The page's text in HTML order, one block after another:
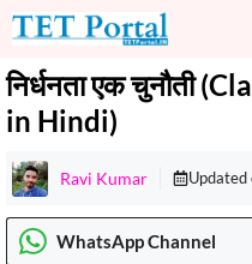
Skip
to
content
निर्धनता एक चुनौती
in Hindi)
Ravi Kumar Updated
WhatsApp Channel